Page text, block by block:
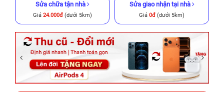
Sửa chữa tận nhà
Giá 24.000đ(dưới 5km)
Sửa giao nhận tại nhà
Giá 0đ (dưới 5km)